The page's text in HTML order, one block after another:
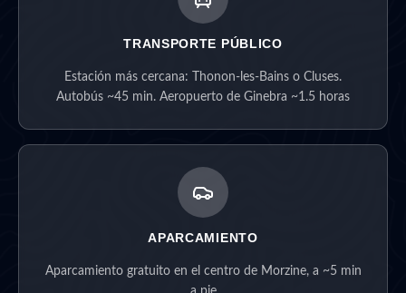
TRANSPORTE PÚBLICO
Estación más cercana: Thonon-les-Bains o Cluses.
Autobús ~45 min. Aeropuerto de Ginebra ~1.5 horas
APARCAMIENTO
Aparcamiento gratuito en el centro de Morzine, a ~5 min